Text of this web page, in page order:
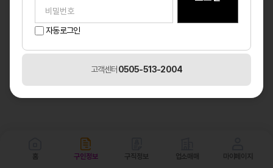
홈 구인정보 구직정보 업소매매 마이페이지
자동로그인
고객센터 0505-513-2004